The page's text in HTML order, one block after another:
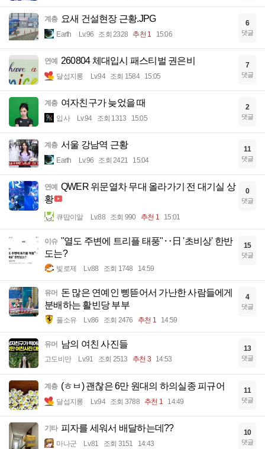
계층 요새 건설현장 근황.JPG
Earth Lv.96 조회 2328 추천 1 15:06
6
댓글
연예 260804 체대입시 패스티벌 권은비
달섭지롱 Lv.94 조회 1584 15:05
7
댓글
계층 여자친구가 늦었을 때
입사 Lv.94 조회 1313 15:05
2
댓글
계층 서울 강남역 근황
Earth Lv.96 조회 2421 15:04
11
댓글
연예
QWER 위문열차 무대 올라가기 전 대기실 상
황
큐땁이알 Lv.88 조회 990 추천 1 15:01
0
댓글
이슈 "열도 주변에 트리플 태풍"‥日 '초비상' 한반
도는?
빛로제 Lv.88 조회 1748 14:59
15
댓글
유머 돈 많은 연예인 삥뜯어서 가난한 사람들에게
분배하는 활빈당 부부
풀소유 Lv.86 조회 2476 추천 1 14:59
4
댓글
유머 남의 여친 사진들
고도비만 Lv.91 조회 2513 추천 3 14:53
13
댓글
계층 (ㅎㅂ) 괜찮은 6만 원대의 하의실종 피규어
달섭지롱 Lv.94 조회 3788 추천 1 14:49
11
댓글
기타 피자를 세워서 배달하는데??
마나군 Lv.81 조회 3151 14:43
10
댓글